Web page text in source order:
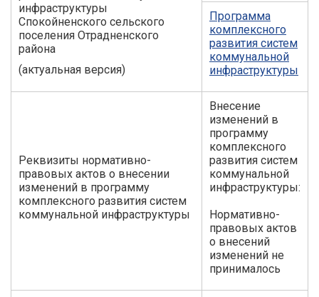
инфраструктуры
Спокойненского сельского
поселения Отрадненского
района
(актуальная версия)
Программа
комплексного
развития систем
коммунальной
инфраструктуры
Реквизиты нормативно-
правовых актов о внесении
изменений в программу
комплексного развития систем
коммунальной инфраструктуры
Внесение
изменений в
программу
комплексного
развития систем
коммунальной
инфраструктуры:
Нормативно-
правовых актов
о внесений
изменений не
принималось